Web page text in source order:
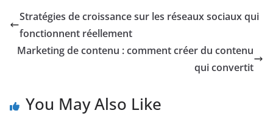
Stratégies de croissance sur les réseaux sociaux qui
fonctionnent réellement
Marketing de contenu : comment créer du contenu
qui convertit
You May Also Like